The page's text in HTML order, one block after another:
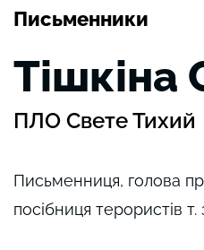
Письменники
ПЛО Свете Тихий
Тішкіна
Письменниця, голова
посібниця терористів